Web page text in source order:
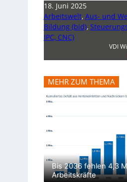
18. Juni 2025
Arbeitswelt, Aus- und
Bildung (bid),
IPC, CNC)
VDI
MEHR ZUM THEMA
Bis 2036 fehlen 4,3
Arbeitskräfte